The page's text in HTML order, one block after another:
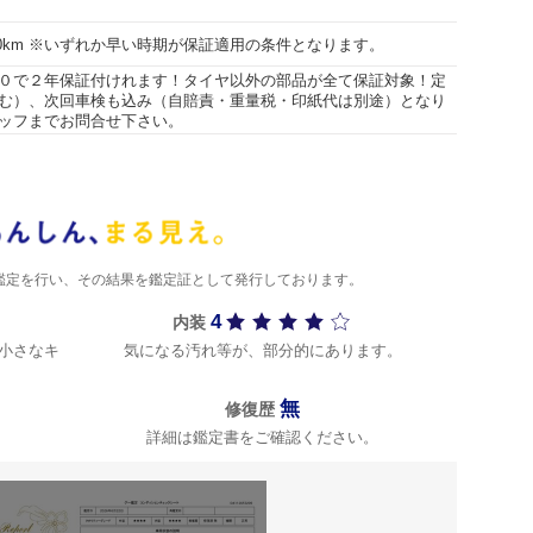
※いずれか早い時期が保証適用の条件となります。
で２年保証付けれます！タイヤ以外の部品が全て保証対象！定
）、次回車検も込み（自賠責・重量税・印紙代は別途）となり
フまでお問合せ下さい。
を行い、その結果を鑑定証として発行しております。
さなキ
内装 4
気になる汚れ等が、部分的にあります。
修復歴 無
詳細は鑑定書をご確認ください。